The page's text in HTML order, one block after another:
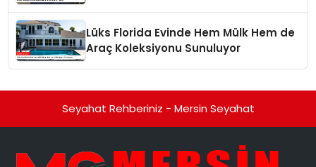
Lüks Florida Evinde Hem Mülk Hem de
Araç Koleksiyonu Sunuluyor
Seyahat Rehberiniz - Mersin Seyahat